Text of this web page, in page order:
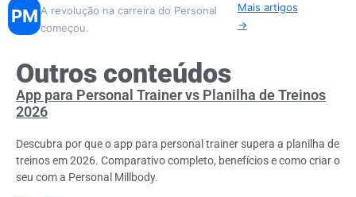
PM A revolução na carreira do Personal
começou.
Mais artigos
→
Outros conteúdos
App para Personal Trainer vs Planilha de Treinos
2026
Descubra por que o app para personal trainer supera a planilha de
treinos em 2026. Comparativo completo, benefícios e como criar o
seu com a Personal Millbody.